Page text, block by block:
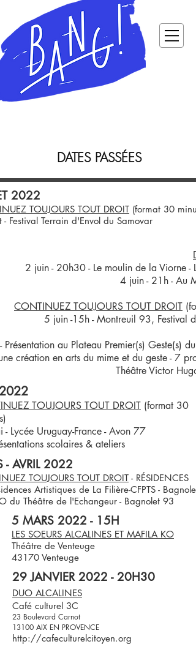
DATES PASSÉES
2022
TOUJOURS TOUT DROIT (format 30
- Festival Terrain d'Envol du Samovar
2 juin - 20h30 - Le moulin de la Viorne -
4 juin - 21h - Au
CONTINUEZ TOUJOURS TOUT DROIT
5 juin -15h - Montreuil 93, Festival
au Plateau Premier(s) Geste(s) du
création en arts du mime et du geste - 7
Théâtre Victor
TOUJOURS TOUT DROIT (format 30
- Lycée Uruguay-France - Avon 77
scolaires & ateliers
- AVRIL 2022
TOUJOURS TOUT DROIT - RÉSIDENCES
Artistiques de La Filière-CFPTS -
du Théâtre de l'Echangeur - Bagnolet 93
5 MARS 2022 - 15H
LES SOEURS ALCALINES ET MAFILA KO
Théâtre de Venteuge
43170 Venteuge
29 JANVIER 2022 - 20H30
DUO ALCALINES
Café culturel 3C
23 Boulevard Carnot
13100 AIX EN PROVENCE
http://cafeculturelcitoyen.org